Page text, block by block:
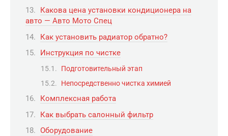
Какова цена установки кондиционера на
авто — Авто Мото Спец
Как установить радиатор обратно?
Инструкция по чистке
Подготовительный этап
Непосредственно чистка химией
Комплексная работа
Как выбрать салонный фильтр
Оборудование